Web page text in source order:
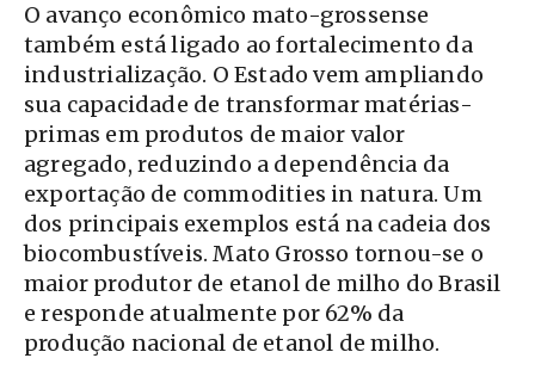
O avanço econômico mato-grossense
também está ligado ao fortalecimento da
industrialização. O Estado vem ampliando
sua capacidade de transformar matérias-
primas em produtos de maior valor
agregado, reduzindo a dependência da
exportação de commodities in natura. Um
dos principais exemplos está na cadeia dos
biocombustíveis. Mato Grosso tornou-se o
maior produtor de etanol de milho do Brasil
e responde atualmente por 62% da
produção nacional de etanol de milho.